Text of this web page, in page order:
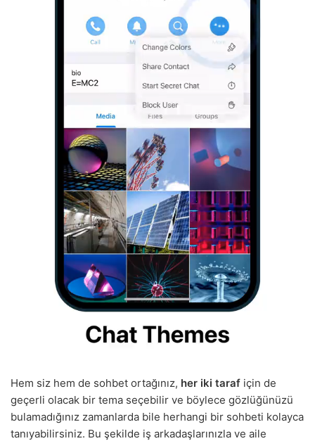
Hem siz hem de sohbet ortağınız, her iki taraf için de
geçerli olacak bir tema seçebilir ve böylece gözlüğünüzü
bulamadığınız zamanlarda bile herhangi bir sohbeti kolayca
tanıyabilirsiniz. Bu şekilde iş arkadaşlarınızla ve aile